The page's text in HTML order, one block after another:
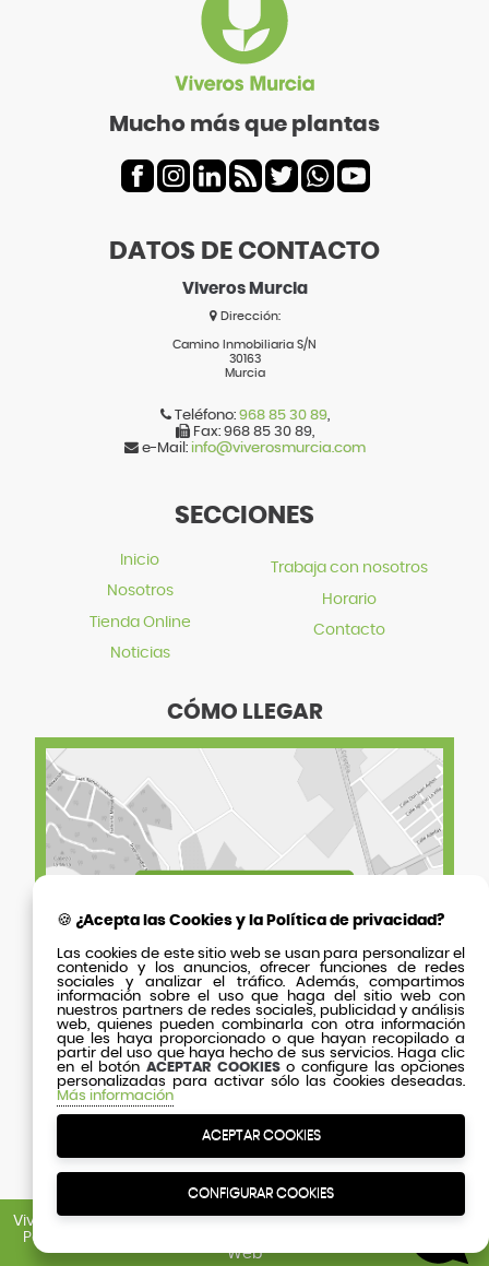
Mucho más que plantas
DATOS DE CONTACTO
Viveros Murcia
Dirección:
Camino Inmobiliaria S/N
30163
Murcia
Teléfono: 968 85 30 89,
Fax: 968 85 30 89,
e-Mail: info@viverosmurcia.com
SECCIONES
Inicio
Nosotros
Tienda Online
Noticias
Trabaja con nosotros
Horario
Contacto
CÓMO LLEGAR
Viveros Murcia· 2026 © Viveros Murcia Soc. Coop. ·Aviso Legal
Política de Cookies
Web
🍪 ¿Acepta las Cookies y la Política de privacidad?
Las cookies de este sitio web se usan para personalizar el
contenido y los anuncios, ofrecer funciones de redes
sociales y analizar el tráfico. Además, compartimos
información sobre el uso que haga del sitio web con
nuestros partners de redes sociales, publicidad y análisis
web, quienes pueden combinarla con otra información
que les haya proporcionado o que hayan recopilado a
partir del uso que haya hecho de sus servicios. Haga clic
en el botónACEPTAR COOKIESo configure las opciones
personalizadas para activar sólo las cookies deseadas.
Más información
ACEPTAR COOKIES
CONFIGURAR COOKIES